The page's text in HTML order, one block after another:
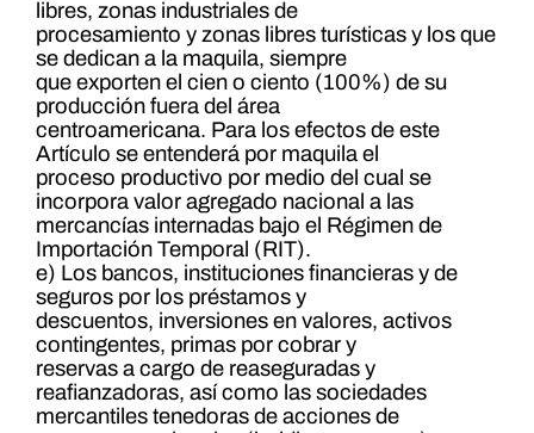
libres, zonas industriales de
procesamiento y zonas libres turísticas y los que
se dedican a la maquila, siempre
que exporten el cien o ciento (100%) de su
producción fuera del área
centroamericana. Para los efectos de este
Artículo se entenderá por maquila el
proceso productivo por medio del cual se
incorpora valor agregado nacional a las
mercancías internadas bajo el Régimen de
Importación Temporal (RIT).
e) Los bancos, instituciones financieras y de
seguros por los préstamos y
descuentos, inversiones en valores, activos
contingentes, primas por cobrar y
reservas a cargo de reaseguradas y
reafianzadoras, así como las sociedades
mercantiles tenedoras de acciones de